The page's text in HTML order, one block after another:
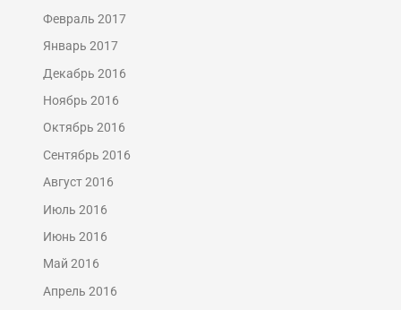
Февраль 2017
Январь 2017
Декабрь 2016
Ноябрь 2016
Октябрь 2016
Сентябрь 2016
Август 2016
Июль 2016
Июнь 2016
Май 2016
Апрель 2016